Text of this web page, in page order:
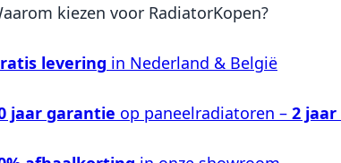
kiezen voor RadiatorKopen?
levering in Nederland & België
jaar garantie op paneelradiatoren – 2 jaar